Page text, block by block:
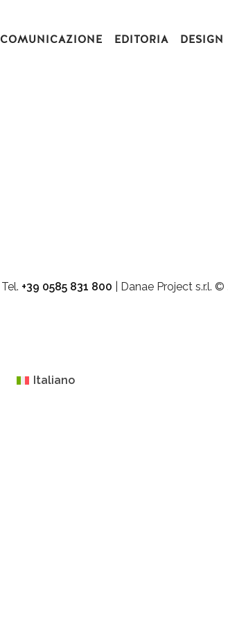
COMUNICAZIONE EDITORIA DESIGN
Tel. +39 0585 831 800 | Danae Project s.r.l.
Italiano